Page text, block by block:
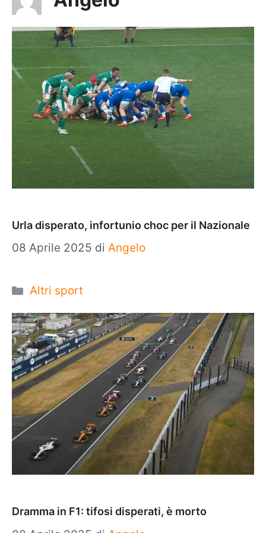
Urla disperato, infortunio choc per il Nazionale
08 Aprile 2025 di Angelo
Categorie
Altri sport
Dramma in F1: tifosi disperati, è morto